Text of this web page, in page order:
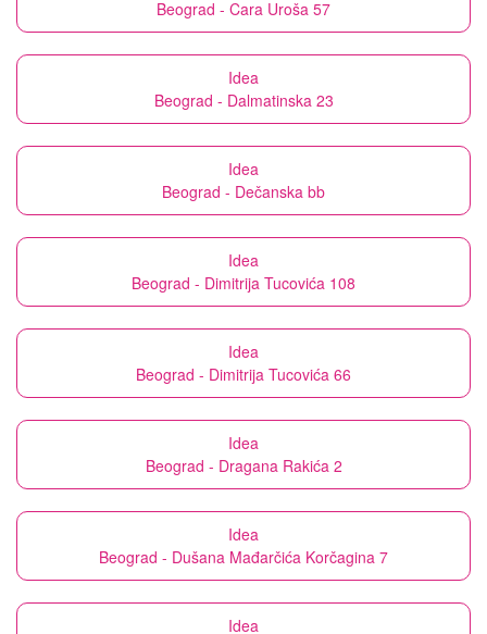
Beograd - Cara Uroša 57
Idea
Beograd - Dalmatinska 23
Idea
Beograd - Dečanska bb
Idea
Beograd - Dimitrija Tucovića 108
Idea
Beograd - Dimitrija Tucovića 66
Idea
Beograd - Dragana Rakića 2
Idea
Beograd - Dušana Mađarčića Korčagina 7
Idea